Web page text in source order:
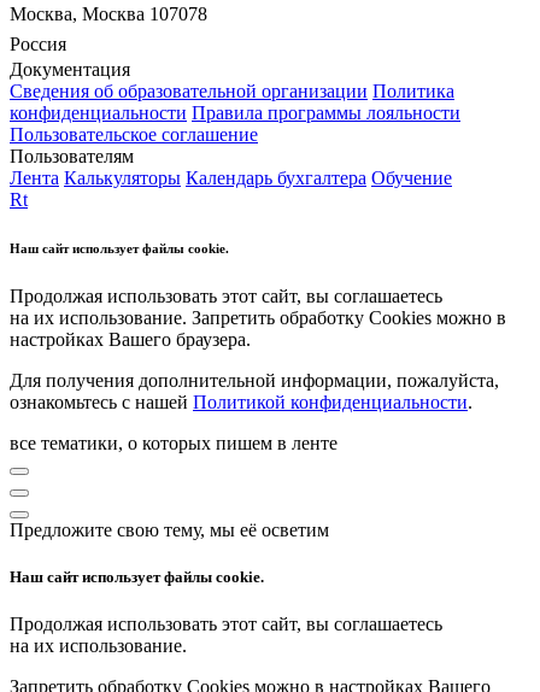
Москва, Москва 107078
Россия
Документация
Сведения об образовательной организации Политика
конфиденциальности Правила программы лояльности
Пользовательское соглашение
Пользователям
Лента Калькуляторы Календарь бухгалтера Обучение
Rt
Наш сайт использует файлы cookie.
Продолжая использовать этот сайт, вы соглашаетесь
на их использование. Запретить обработку Cookies можно в
настройках Вашего браузера.
Для получения дополнительной информации, пожалуйста,
ознакомьтесь с нашей Политикой конфиденциальности.
все тематики, о которых пишем в ленте
Предложите свою тему, мы её осветим
Наш сайт использует файлы cookie.
Продолжая использовать этот сайт, вы соглашаетесь
на их использование.
Запретить обработку Cookies можно в настройках Вашего